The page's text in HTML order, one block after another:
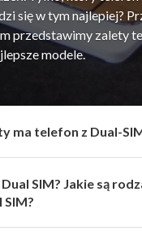
się w tym najlepiej?
przedstawimy zalety
modele.
ma telefon z Dual-
Dual SIM? Jakie są